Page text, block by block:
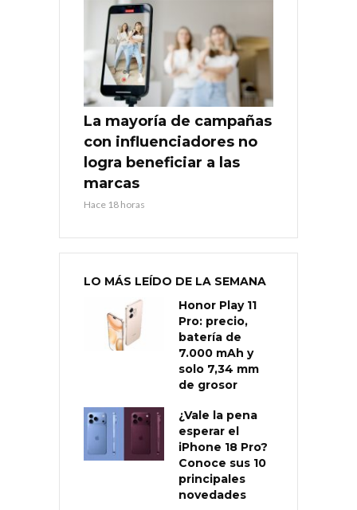
La mayoría de campañas
con influenciadores no
logra beneficiar a las
marcas
Hace 18 horas
LO MÁS LEÍDO DE LA SEMANA
Honor Play 11
Pro: precio,
batería de
7.000 mAh y
solo 7,34 mm
de grosor
¿Vale la pena
esperar el
iPhone 18 Pro?
Conoce sus 10
principales
novedades